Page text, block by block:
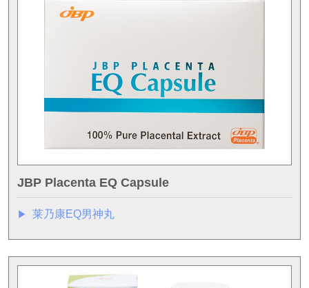
JBP Placenta EQ Capsule
▶︎ 莱乃康EQ男神丸